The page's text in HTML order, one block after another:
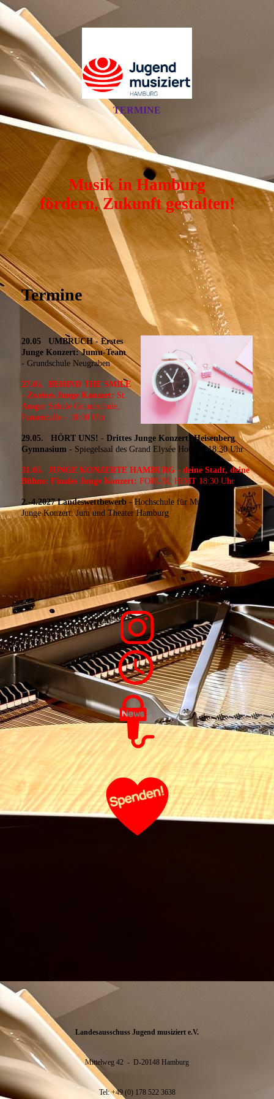
TERMINE
Musik in Hamburg
fördern, Zukunft gestalten!
Termine
20.05 UMBRUCH - Erstes
Junge Konzert: Jumu-Team
- Grundschule Neugraben
27.05. BEHIND THE SMILE
- Zweites Junge Konzert: St.
Ansgar Schule Grundschule,
Pausenhalle - 18:00 Uhr
29.05. HÖRT UNS! - Drittes Junge Konzert: Heisenberg
Gymnasium - Spiegelsaal des Grand Elysée Hotels -18:30 Uhr
31.05. JUNGE KONZERTE HAMBURG - deine Stadt, deine
Bühne: Finales Junge Konzert: FORUM, HfMT 18:30 Uhr
2.-4.2027 Landeswettbewerb - Hochschule für MusikErstes
Junge Konzert: Jum und Theater Hamburg
Landesausschuss Jugend musiziert e.V.
Mittelweg 42 - D-20148 Hamburg
Tel: +49 (0) 178 522 3638